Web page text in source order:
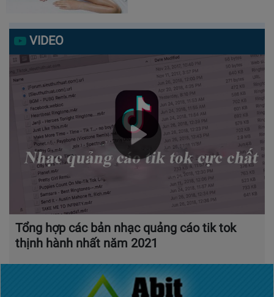
VIDEO
Tổng hợp các bản nhạc quảng cáo tik tok
thịnh hành nhất năm 2021